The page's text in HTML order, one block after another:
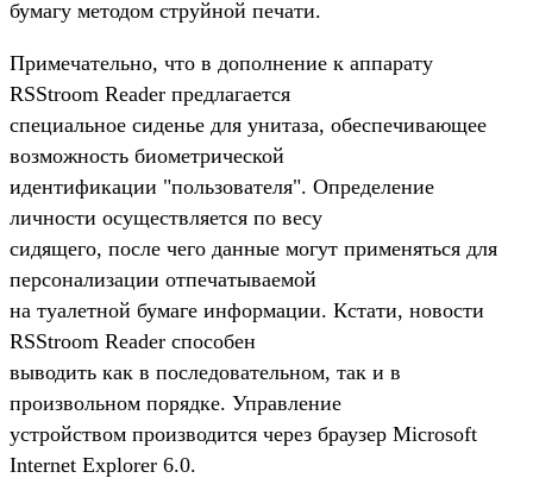
бумагу методом струйной печати.
Примечательно, что в дополнение к аппарату
RSStroom Reader предлагается
специальное сиденье для унитаза, обеспечивающее
возможность биометрической
идентификации "пользователя". Определение
личности осуществляется по весу
сидящего, после чего данные могут применяться для
персонализации отпечатываемой
на туалетной бумаге информации. Кстати, новости
RSStroom Reader способен
выводить как в последовательном, так и в
произвольном порядке. Управление
устройством производится через браузер Microsoft
Internet Explorer 6.0.